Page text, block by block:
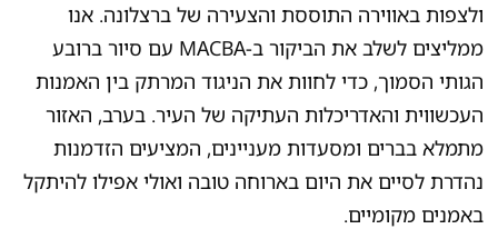
ולצפות באווירה התוססת והצעירה של ברצלונה. אנו
ממליצים לשלב את הביקור ב-MACBA עם סיור ברובע
הגותי הסמוך, כדי לחוות את הניגוד המרתק בין האמנות
העכשווית והאדריכלות העתיקה של העיר. בערב, האזור
מתמלא בברים ומסעדות מעניינים, המציעים הזדמנות
נהדרת לסיים את היום בארוחה טובה ואולי אפילו להיתקל
באמנים מקומיים.